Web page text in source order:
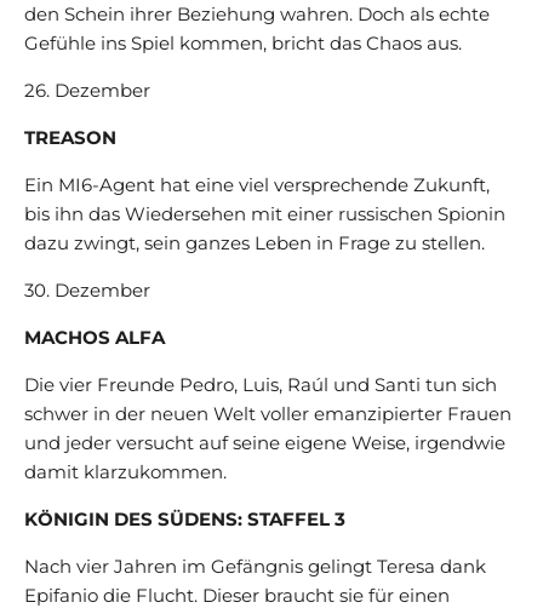
den Schein ihrer Beziehung wahren. Doch als echte
Gefühle ins Spiel kommen, bricht das Chaos aus.
26. Dezember
TREASON
Ein MI6-Agent hat eine viel versprechende Zukunft,
bis ihn das Wiedersehen mit einer russischen Spionin
dazu zwingt, sein ganzes Leben in Frage zu stellen.
30. Dezember
MACHOS ALFA
Die vier Freunde Pedro, Luis, Raúl und Santi tun sich
schwer in der neuen Welt voller emanzipierter Frauen
und jeder versucht auf seine eigene Weise, irgendwie
damit klarzukommen.
KÖNIGIN DES SÜDENS: STAFFEL 3
Nach vier Jahren im Gefängnis gelingt Teresa dank
Epifanio die Flucht. Dieser braucht sie für einen